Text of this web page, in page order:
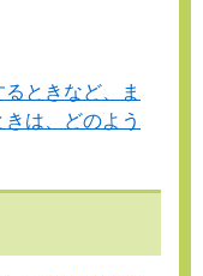
ときなど、ま
は、どのよう